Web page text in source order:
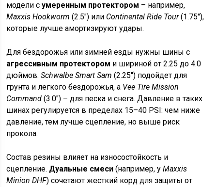
модели сумеренным протектором – например,
Maxxis Hookworm (2.5″) или Continental Ride Tour(1.75″),
которые лучше амортизируют удары.
Для бездорожья или зимней езды нужны шины с
агрессивным протектором и шириной от 2.25 до 4.0
дюймов.Schwalbe Smart Sam (2.25″) подойдет для
грунта и легкого бездорожья, а Vee Tire Mission
Command (3.0″) – для песка и снега. Давление в таких
шинах регулируется в пределах 15–40 PSI: чем ниже
давление, тем лучше сцепление, но выше риск
прокола.
Состав резины влияет на износостойкость и
сцепление. Дуальные смеси (например, уMaxxis
Minion DHF) сочетают жесткий корд для защиты от